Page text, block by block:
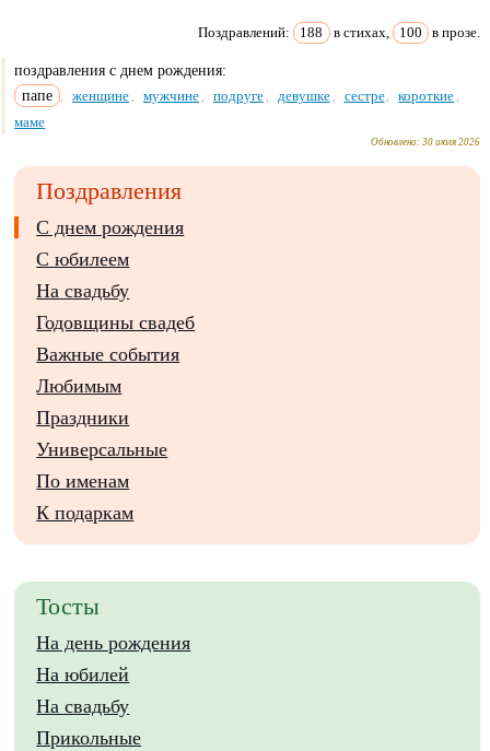
Поздравлений: 188 в стихах, 100 в прозе.
поздравления с днем рождения:
папе
женщине мужчине подруге девушке сестре короткие
маме
Обновлено:30 июля 2026
Поздравления
С днем рождения
С юбилеем
На свадьбу
Годовщины свадеб
Важные события
Любимым
Праздники
Универсальные
По именам
К подаркам
Тосты
На день рождения
На юбилей
На свадьбу
Прикольные